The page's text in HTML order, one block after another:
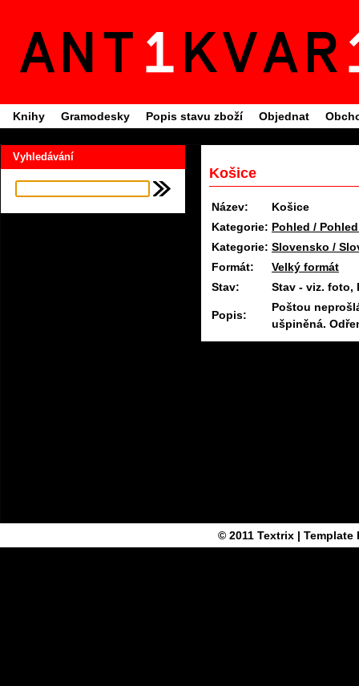
Knihy Gramodesky Popis stavu zboží Objednat
Vyhledávání
Košice
Název:
Košice
Kategorie: Pohled /
Kategorie: Slovensko /
Formát:
Velký formát
Stav:
Stav - viz. foto,
Popis:
Poštou
ušpiněná.
© 2011 Textrix| Template